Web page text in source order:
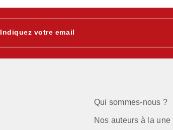
Indiquez votre email
Qui sommes-nous ?
Nos auteurs à la une